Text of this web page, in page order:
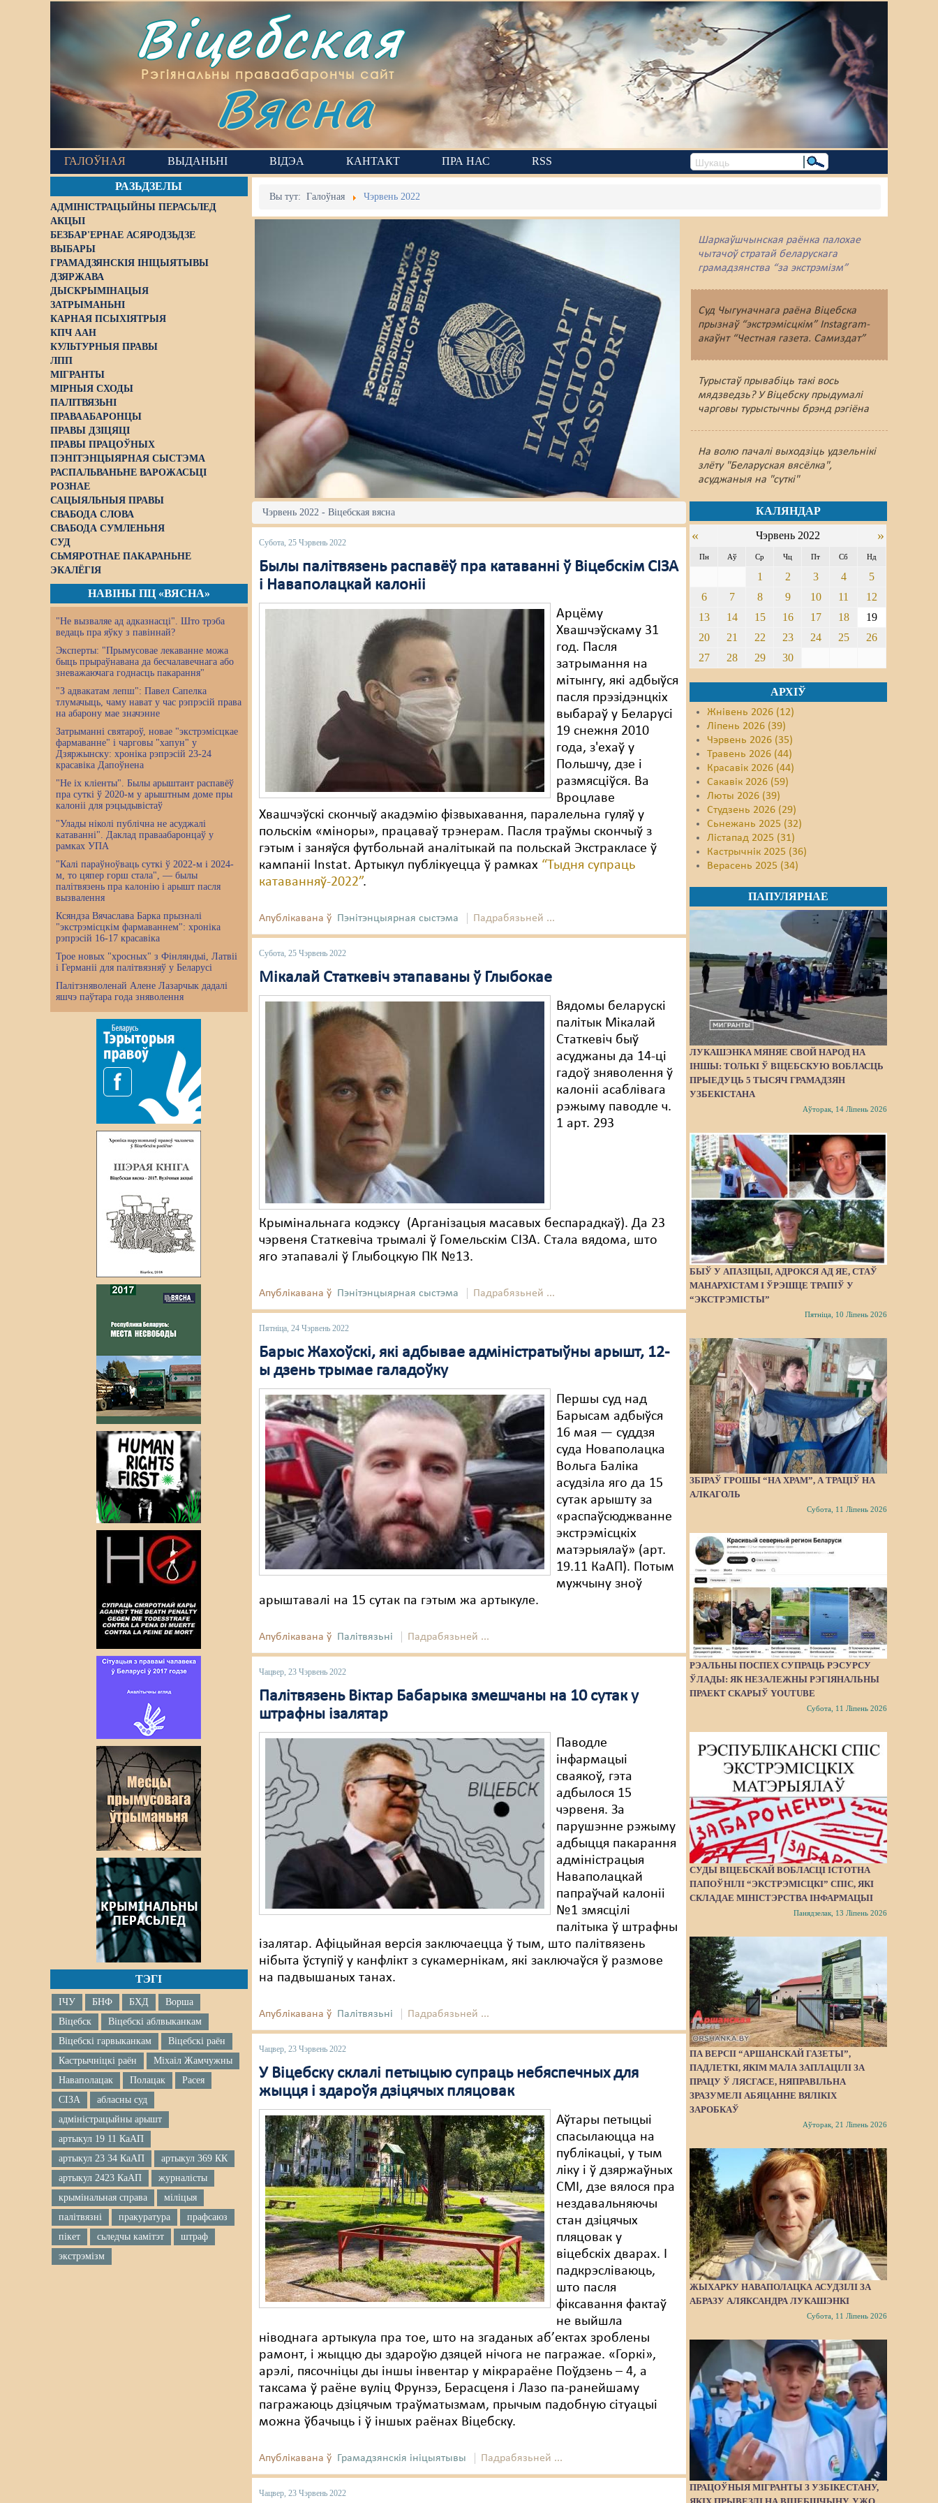
Віцебская
Рэгіянальны праваабарончы сайт
Вясна
ГАЛОЎНАЯ ВЫДАНЬНІ ВІДЭА КАНТАКТ ПРА НАС RSS
РАЗЬДЗЕЛЫ
АДМІНІСТРАЦЫЙНЫ ПЕРАСЬЛЕД
АКЦЫІ
БЕЗБАР'ЕРНАЕ АСЯРОДЗЬДЗЕ
ВЫБАРЫ
ГРАМАДЗЯНСКІЯ ІНІЦЫЯТЫВЫ
ДЗЯРЖАВА
ДЫСКРЫМІНАЦЫЯ
ЗАТРЫМАНЬНІ
КАРНАЯ ПСЫХІЯТРЫЯ
КПЧ ААН
КУЛЬТУРНЫЯ ПРАВЫ
ЛПП
МІГРАНТЫ
МІРНЫЯ СХОДЫ
ПАЛІТВЯЗЬНІ
ПРАВААБАРОНЦЫ
ПРАВЫ ДЗІЦЯЦІ
ПРАВЫ ПРАЦОЎНЫХ
ПЭНІТЭНЦЫЯРНАЯ СЫСТЭМА
РАСПАЛЬВАНЬНЕ ВАРОЖАСЬЦІ
РОЗНАЕ
САЦЫЯЛЬНЫЯ ПРАВЫ
СВАБОДА СЛОВА
СВАБОДА СУМЛЕНЬНЯ
СУД
СЬМЯРОТНАЕ ПАКАРАНЬНЕ
ЭКАЛЁГІЯ
НАВІНЫ ПЦ «ВЯСНА»
"Не вызваляе ад адказнасці". Што трэба
ведаць пра яўку з павіннай?
Эксперты: "Прымусовае лекаванне можа
быць прыраўнавана да бесчалавечнага або
зневажаючага годнасць пакарання"
"З адвакатам лепш": Павел Сапелка
тлумачыць, чаму нават у час рэпрэсій права
на абарону мае значэнне
Затрыманні святароў, новае "экстрэмісцкае
фармаванне" і чарговы "хапун" у
Дзяржынску: хроніка рэпрэсій 23-24
красавіка Дапоўнена
"Не іх кліенты". Былы арыштант распавёў
пра суткі ў 2020-м у арыштным доме пры
калоніі для рэцыдывістаў
"Улады ніколі публічна не асуджалі
катаванні". Даклад праваабаронцаў у
рамках УПА
"Калі параўноўваць суткі ў 2022-м і 2024-
м, то цяпер горш стала", — былы
палітвязень пра калонію і арышт пасля
вызвалення
Ксяндза Вячаслава Барка прызналі
"экстрэмісцкім фармаваннем": хроніка
рэпрэсій 16-17 красавіка
Трое новых "хросных" з Фінляндыі, Латвіі
і Германіі для палітвязняў у Беларусі
Палітзняволенай Алене Лазарчык дадалі
яшчэ паўтара года зняволення
ТЭГІ
ІЧУ БНФ БХД
Ворша
Віцебск
Віцебскі аблвыканкам
Віцебскі гарвыканкам
Віцебскі раён
Кастрычніцкі раён
Міхаіл Жамчужны
Наваполацак
Полацак
Расея
СІЗА
абласны суд
адміністрацыйны арышт
артыкул 19 11 КаАП
артыкул 23 34 КаАП
артыкул 369 КК
артыкул 2423 КаАП
журналісты
крымінальная справа
міліцыя
палітвязні
пракуратура
прафсаюз
пікет
сьледчы камітэт
штраф
экстрэмізм
Вы тут:Галоўная Чэрвень 2022
Шаркаўшчынская раёнка палохае
чытачоў стратай беларускага
грамадзянства “за экстрэмізм”
Суд Чыгуначнага раёна Віцебска
прызнаў “экстрэмісцкім” Instagram-
акаўнт “Честная газета. Самиздат”
Турыстаў прывабіць такі вось
мядзведзь? У Віцебску прыдумалі
чарговы турыстычны брэнд рэгіёна
На волю пачалі выходзіць удзельнікі
злёту "Беларуская вясёлка",
асуджаныя на "суткі"
Чэрвень 2022 - Віцебская вясна
Субота, 25 Чэрвень 2022
Былы палітвязень распавёў пра катаванні ў Віцебскім СІЗА
і Наваполацкай калоніі
Арцёму
Хвашчэўскаму 31
год. Пасля
затрымання на
мітынгу, які адбыўся
пасля прэзідэнцкіх
выбараў у Беларусі
19 снежня 2010
года, з'ехаў у
Польшчу, дзе і
размясціўся. Ва
Вроцлаве
Хвашчэўскі скончыў акадэмію фізвыхавання, паралельна гуляў у
польскім «міноры», працаваў трэнерам. Пасля траўмы скончыў з
гэтым і заняўся футбольнай аналітыкай па польскай Экстракласе ў
кампаніі Instat. Артыкул публікуецца ў рамках “Тыдня супраць
катаванняў-2022”.
Апублікавана ў Пэнітэнцыярная сыстэма Падрабязьней ...
Субота, 25 Чэрвень 2022
Мікалай Статкевіч этапаваны ў Глыбокае
Вядомы беларускі
палітык Мікалай
Статкевіч быў
асуджаны да 14-ці
гадоў зняволення ў
калоніі асаблівага
рэжыму паводле ч.
1 арт. 293
Крымінальнага кодэксу (Арганізацыя масавых беспарадкаў). Да 23
чэрвеня Статкевіча трымалі ў Гомельскім СІЗА. Стала вядома, што
яго этапавалі ў Глыбоцкую ПК №13.
Апублікавана ў Пэнітэнцыярная сыстэма Падрабязьней ...
Пятніца, 24 Чэрвень 2022
Барыс Жахоўскі, які адбывае адміністратыўны арышт, 12-
ы дзень трымае галадоўку
Першы суд над
Барысам адбыўся
16 мая — суддзя
суда Новаполацка
Вольга Баліка
асудзіла яго да 15
сутак арышту за
«распаўсюджванне
экстрэмісцкіх
матэрыялаў» (арт.
19.11 КаАП). Потым
мужчыну зноў
арыштавалі на 15 сутак па гэтым жа артыкуле.
Апублікавана ў Палітвязьні Падрабязьней ...
Чацвер, 23 Чэрвень 2022
Палітвязень Віктар Бабарыка змешчаны на 10 сутак у
штрафны ізалятар
Паводле
інфармацыі
сваякоў, гэта
адбылося 15
чэрвеня. За
парушэнне рэжыму
адбыцця пакарання
адміністрацыя
Наваполацкай
папраўчай калоніі
№1 змясцілі
палітыка ў штрафны
ізалятар. Афіцыйная версія заключаецца ў тым, што палітвязень
нібыта ўступіў у канфлікт з сукамернікам, які заключаўся ў размове
на падвышаных танах.
Апублікавана ў Палітвязьні Падрабязьней ...
Чацвер, 23 Чэрвень 2022
У Віцебску склалі петыцыю супраць небяспечных для
жыцця і здароўя дзіцячых пляцовак
Аўтары петыцыі
спасылаюцца на
публікацыі, у тым
ліку і ў дзяржаўных
СМІ, дзе вялося пра
нездавальняючы
стан дзіцячых
пляцовак у
віцебскіх дварах. І
падкрэсліваюць,
што пасля
фіксавання фактаў
не выйшла
ніводнага артыкула пра тое, што на згаданых аб’ектах зроблены
рамонт, і жыццю ды здароўю дзяцей нічога не пагражае. «Горкі»,
арэлі, пясочніцы ды іншы інвентар у мікрараёне Поўдзень – 4, а
таксама ў раёне вуліц Фрунзэ, Берасценя і Лазо па-ранейшаму
пагражаюць дзіцячым траўматызмам, прычым падобную сітуацыі
можна ўбачыць і ў іншых раёнах Віцебску.
Апублікавана ў Грамадзянскія ініцыятывы Падрабязьней ...
Чацвер, 23 Чэрвень 2022
КАЛЯНДАР
« Чэрвень 2022 »
Пн Аў Ср Чц Пт Сб Нд
1 2 3 4
5
6
7 8 9 10 11
12
13
14 15 16 17 18
19
20
21 22 23 24 25
26
27
28 29 30
АРХІЎ
Жнівень 2026 (12)
Ліпень 2026 (39)
Чэрвень 2026 (35)
Травень 2026 (44)
Красавік 2026 (44)
Сакавік 2026 (59)
Люты 2026 (39)
Студзень 2026 (29)
Сьнежань 2025 (32)
Лістапад 2025 (31)
Кастрычнік 2025 (36)
Верасень 2025 (34)
ПАПУЛЯРНАЕ
ЛУКАШЭНКА МЯНЯЕ СВОЙ НАРОД НА
ІНШЫ: ТОЛЬКІ Ў ВІЦЕБСКУЮ ВОБЛАСЦЬ
ПРЫЕДУЦЬ 5 ТЫСЯЧ ГРАМАДЗЯН
УЗБЕКІСТАНА
Аўторак, 14 Ліпень 2026
БЫЎ У АПАЗІЦЫІ, АДРОКСЯ АД ЯЕ, СТАЎ
МАНАРХІСТАМ І ЎРЭШЦЕ ТРАПІЎ У
“ЭКСТРЭМІСТЫ”
Пятніца, 10 Ліпень 2026
ЗБІРАЎ ГРОШЫ “НА ХРАМ”, А ТРАЦІЎ НА
АЛКАГОЛЬ
Субота, 11 Ліпень 2026
РЭАЛЬНЫ ПОСПЕХ СУПРАЦЬ РЭСУРСУ
ЎЛАДЫ: ЯК НЕЗАЛЕЖНЫ РЭГІЯНАЛЬНЫ
ПРАЕКТ СКАРЫЎ YOUTUBE
Субота, 11 Ліпень 2026
СУДЫ ВІЦЕБСКАЙ ВОБЛАСЦІ ІСТОТНА
ПАПОЎНІЛІ “ЭКСТРЭМІСЦКІ” СПІС, ЯКІ
СКЛАДАЕ МІНІСТЭРСТВА ІНФАРМАЦЫІ
Панядзелак, 13 Ліпень 2026
ПА ВЕРСІІ “АРШАНСКАЙ ГАЗЕТЫ”,
ПАДЛЕТКІ, ЯКІМ МАЛА ЗАПЛАЦІЛІ ЗА
ПРАЦУ Ў ЛЯСГАСЕ, НЯПРАВІЛЬНА
ЗРАЗУМЕЛІ АБЯЦАННЕ ВЯЛІКІХ
ЗАРОБКАЎ
Аўторак, 21 Ліпень 2026
ЖЫХАРКУ НАВАПОЛАЦКА АСУДЗІЛІ ЗА
АБРАЗУ АЛЯКСАНДРА ЛУКАШЭНКІ
Субота, 11 Ліпень 2026
ПРАЦОЎНЫЯ МІГРАНТЫ З УЗБІКЕСТАНУ,